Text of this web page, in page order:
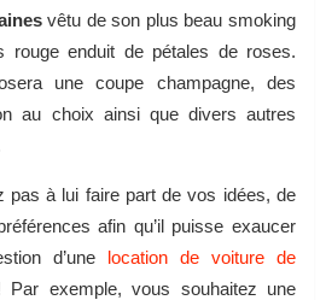
vêtu de son plus beau smoking
rouge enduit de pétales de roses.
une coupe champagne, des
au choix ainsi que divers autres
pas à lui faire part de vos idées, de
afin qu’il puisse exaucer
d’une location de voiture de
exemple, vous souhaitez une